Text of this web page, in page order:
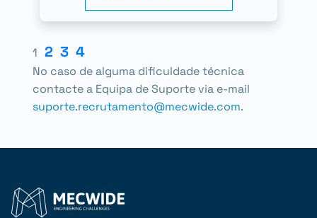
1 2 3 4
No caso de alguma dificuldade técnica
contacte a Equipa de Suporte via e-mail
suporte.recrutamento@mecwide.com.